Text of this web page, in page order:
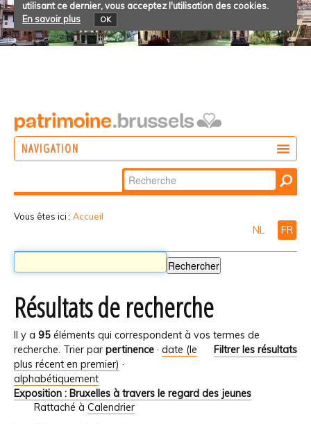
utilisant ce dernier, vous acceptez l'utilisation des cookies.
En savoir plus
OK
NAVIGATION
Chercher par
Recherche
Vous êtes ici : Accueil
NL FR
Résultats de recherche
Il y a 95 éléments qui correspondent à vos termes de
recherche.
Filtrer les résultats
Trier par pertinence · date (le
plus récent en premier) ·
alphabétiquement
Exposition : Bruxelles à travers le regard des jeunes
Rattaché à Calendrier